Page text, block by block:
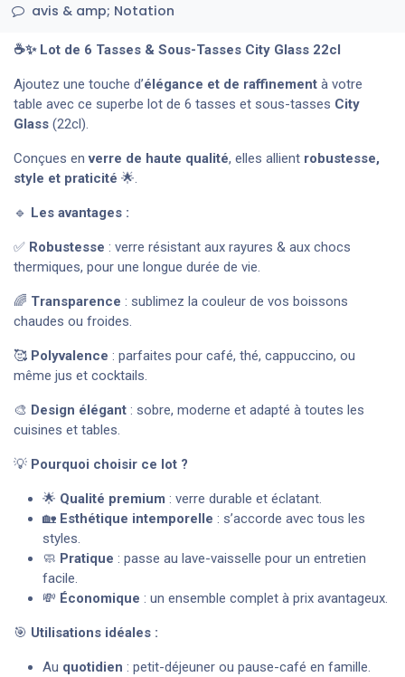
avis & amp; Notation
☕✨ Lot de 6 Tasses & Sous-Tasses City Glass 22cl
Ajoutez une touche d’élégance et de raffinement à votre
table avec ce superbe lot de 6 tasses et sous-tasses City
Glass (22cl).
Conçues enverre de haute qualité, elles allient robustesse,
style et praticité 🌟.
🔹 Les avantages :
✅ Robustesse : verre résistant aux rayures & aux chocs
thermiques, pour une longue durée de vie.
🌈 Transparence : sublimez la couleur de vos boissons
chaudes ou froides.
🥰 Polyvalence : parfaites pour café, thé, cappuccino, ou
même jus et cocktails.
🎨 Design élégant : sobre, moderne et adapté à toutes les
cuisines et tables.
💡 Pourquoi choisir ce lot ?
🌟 Qualité premium : verre durable et éclatant.
🏡 Esthétique intemporelle : s’accorde avec tous les
styles.
🧼 Pratique : passe au lave-vaisselle pour un entretien
facile.
💸 Économique : un ensemble complet à prix avantageux.
🎯 Utilisations idéales :
Au quotidien : petit-déjeuner ou pause-café en famille.